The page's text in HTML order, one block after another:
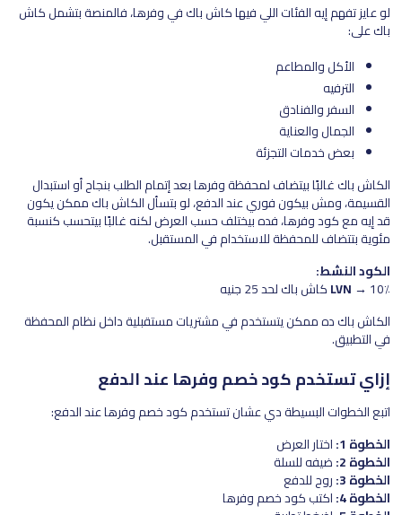
لو عايز تفهم إيه الفئات اللي فيها كاش باك في وفرها، فالمنصة بتشمل كاش
باك على:
الأكل والمطاعم
الترفيه
السفر والفنادق
الجمال والعناية
بعض خدمات التجزئة
الكاش باك غالبًا بيتضاف لمحفظة وفرها بعد إتمام الطلب بنجاح أو استبدال
القسيمة، ومش بيكون فوري عند الدفع، لو بتسأل الكاش باك ممكن يكون
قد إيه مع كود وفرها، فده بيختلف حسب العرض لكنه غالبًا بيتحسب كنسبة
مئوية بتتضاف للمحفظة للاستخدام في المستقبل.
الكود النشط:
LVN → 10٪ كاش باك لحد 25 جنيه
الكاش باك ده ممكن يتستخدم في مشتريات مستقبلية داخل نظام المحفظة
في التطبيق.
إزاي تستخدم كود خصم وفرها عند الدفع
اتبع الخطوات البسيطة دي عشان تستخدم كود خصم وفرها عند الدفع:
الخطوة 1:
اختار العرض
الخطوة 2: ضيفه للسلة
الخطوة 3: روح للدفع
الخطوة 4: اكتب كود خصم وفرها